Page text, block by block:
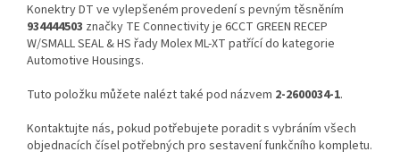
Konektry DT ve vylepšeném provedení s pevným těsněním
934444503 značky TE Connectivity je 6CCT GREEN RECEP
W/SMALL SEAL & HS řady Molex ML-XT patřící do kategorie
Automotive Housings.
Tuto položku můžete nalézt také pod názvem 2-2600034-1.
Kontaktujte nás, pokud potřebujete poradit s vybráním všech
objednacích čísel potřebných pro sestavení funkčního kompletu.